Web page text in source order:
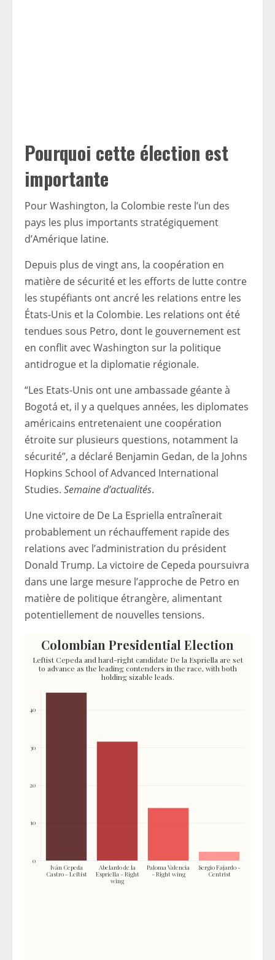
Pourquoi cette élection est
importante
Pour Washington, la Colombie reste l’un des
pays les plus importants stratégiquement
d’Amérique latine.
Depuis plus de vingt ans, la coopération en
matière de sécurité et les efforts de lutte contre
les stupéfiants ont ancré les relations entre les
États-Unis et la Colombie. Les relations ont été
tendues sous Petro, dont le gouvernement est
en conflit avec Washington sur la politique
antidrogue et la diplomatie régionale.
“Les Etats-Unis ont une ambassade géante à
Bogotá et, il y a quelques années, les diplomates
américains entretenaient une coopération
étroite sur plusieurs questions, notamment la
sécurité”, a déclaré Benjamin Gedan, de la Johns
Hopkins School of Advanced International
Studies. Semaine d’actualités.
Une victoire de De La Espriella entraînerait
probablement un réchauffement rapide des
relations avec l’administration du président
Donald Trump. La victoire de Cepeda poursuivra
dans une large mesure l’approche de Petro en
matière de politique étrangère, alimentant
potentiellement de nouvelles tensions.